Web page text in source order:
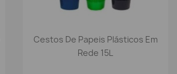
Vista rápida
Cestos De Papeis Plásticos Em
Rede 15L